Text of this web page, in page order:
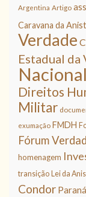
Argentina Artigo
Caravana da
Verdade
Estadual da
Direitos
Militar
exumação FMDH
Fórum
homenagem
transição
Lei da
Condor Paraná